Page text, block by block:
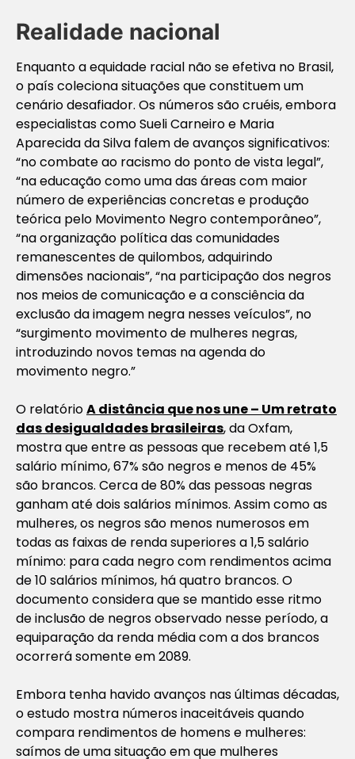
Realidade nacional
Enquanto a equidade racial não se efetiva no Brasil,
o país coleciona situações que constituem um
cenário desafiador. Os números são cruéis, embora
especialistas como Sueli Carneiro e Maria
Aparecida da Silva falem de avanços significativos:
“no combate ao racismo do ponto de vista legal”,
“na educação como uma das áreas com maior
número de experiências concretas e produção
teórica pelo Movimento Negro contemporâneo”,
“na organização política das comunidades
remanescentes de quilombos, adquirindo
dimensões nacionais”, “na participação dos negros
nos meios de comunicação e a consciência da
exclusão da imagem negra nesses veículos”, no
“surgimento movimento de mulheres negras,
introduzindo novos temas na agenda do
movimento negro.”
O relatórioA distância que nos une – Um retrato
das desigualdades brasileiras, da Oxfam,
mostra que entre as pessoas que recebem até 1,5
salário mínimo, 67% são negros e menos de 45%
são brancos. Cerca de 80% das pessoas negras
ganham até dois salários mínimos. Assim como as
mulheres, os negros são menos numerosos em
todas as faixas de renda superiores a 1,5 salário
mínimo: para cada negro com rendimentos acima
de 10 salários mínimos, há quatro brancos. O
documento considera que se mantido esse ritmo
de inclusão de negros observado nesse período, a
equiparação da renda média com a dos brancos
ocorrerá somente em 2089.
Embora tenha havido avanços nas últimas décadas,
o estudo mostra números inaceitáveis quando
compara rendimentos de homens e mulheres:
saímos de uma situação em que mulheres